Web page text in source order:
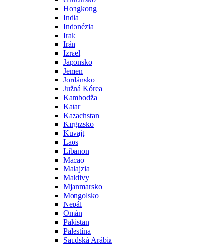
Hongkong
India
Indonézia
Irak
Irán
Izrael
Japonsko
Jemen
Jordánsko
Južná Kórea
Kambodža
Katar
Kazachstan
Kirgizsko
Kuvajt
Laos
Libanon
Macao
Malajzia
Maldivy
Mjanmarsko
Mongolsko
Nepál
Omán
Pakistan
Palestína
Saudská Arábia